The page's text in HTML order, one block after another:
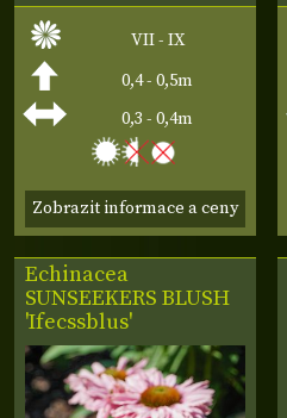
VII - IX
0,4 - 0,5m
0,3 - 0,4m
Zobrazit informace a ceny
Echinacea
SUNSEEKERS BLUSH
'Ifecssblus'